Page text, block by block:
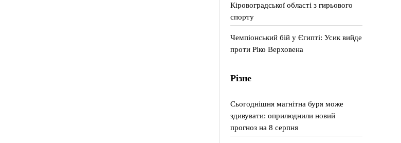
Кіровоградської області з гирьового
спорту
Чемпіонський бій у Єгипті: Усик вийде
проти Ріко Верховена
Різне
Сьогоднішня магнітна буря може
здивувати: оприлюднили новий
прогноз на 8 серпня